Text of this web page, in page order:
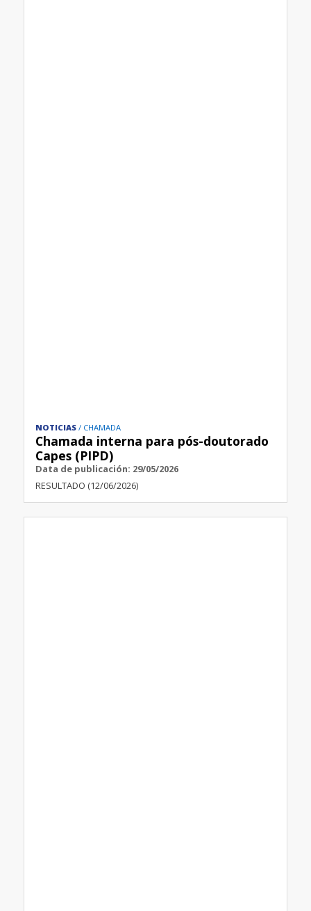
NOTICIAS CHAMADA
Chamada interna para pós-doutorado
Capes (PIPD)
Data de publicación: 29/05/2026
RESULTADO (12/06/2026)